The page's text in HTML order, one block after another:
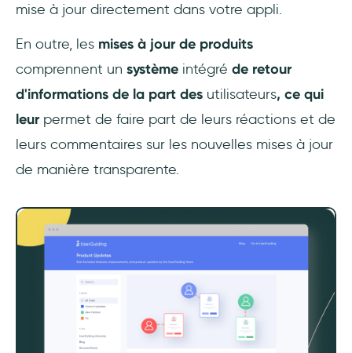
mise à jour directement dans votre appli.
En outre, les mises à jour de produits
comprennent un système intégré de retour
d'informations de la part des utilisateurs, ce qui
leur permet de faire part de leurs réactions et de
leurs commentaires sur les nouvelles mises à jour
de manière transparente.